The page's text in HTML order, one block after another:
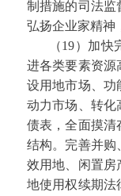
制措施的司法监
弘扬企业家精神
（19）加
进各类要素资源
设用地市场、功
动力市场、转化
债表，全面摸清
结构。完善并购
效用地、闲置房
地使用权续期法